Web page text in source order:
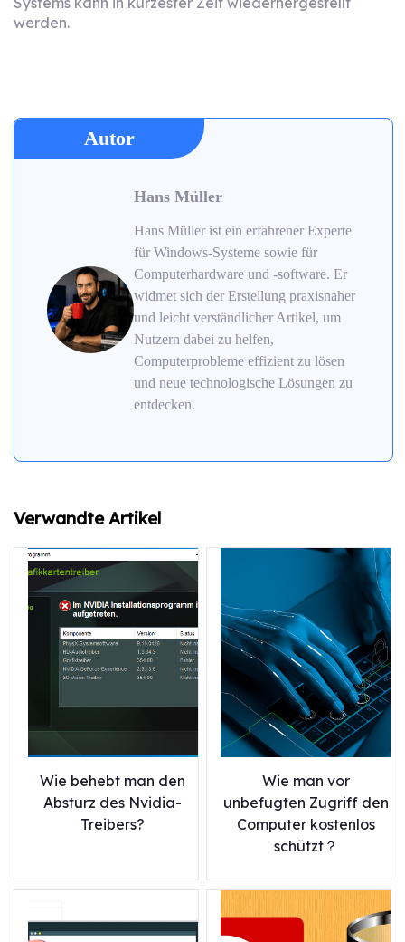
werden.
Autor
Hans Müller
Hans Müller ist ein erfahrener Experte
für Windows-Systeme sowie für
Computerhardware und -software. Er
widmet sich der Erstellung praxisnaher
und leicht verständlicher Artikel, um
Nutzern dabei zu helfen,
Computerprobleme effizient zu lösen
und neue technologische Lösungen zu
entdecken.
Verwandte Artikel
Wie behebt man den
Absturz des Nvidia-
Treibers?
Wie man vor
unbefugten Zugriff den
Computer kostenlos
schützt？